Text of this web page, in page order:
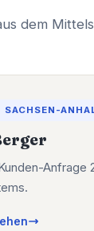
dem
SACHSEN-
Anfrage